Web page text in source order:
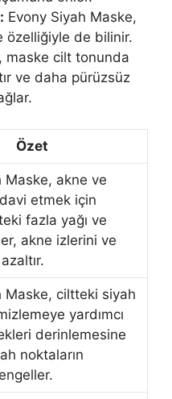
Evony Siyah Maske,
özelliğiyle de bilinir.
maske cilt tonunda
ve daha pürüzsüz
Özet
Maske, akne ve
etmek için
fazla yağı ve
akne izlerini ve
azaltır.
Maske, ciltteki siyah
yardımcı
derinlemesine
noktaların